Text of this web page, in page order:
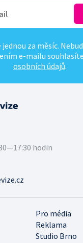
za měsíc.
e-mailu
osobních údajů.